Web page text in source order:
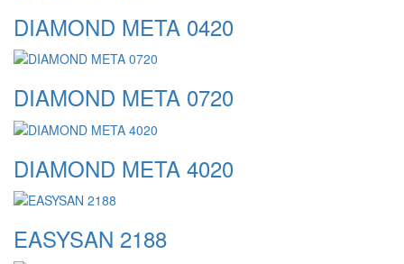
DIAMOND META 0420
DIAMOND META 0720
DIAMOND META 4020
EASYSAN 2188